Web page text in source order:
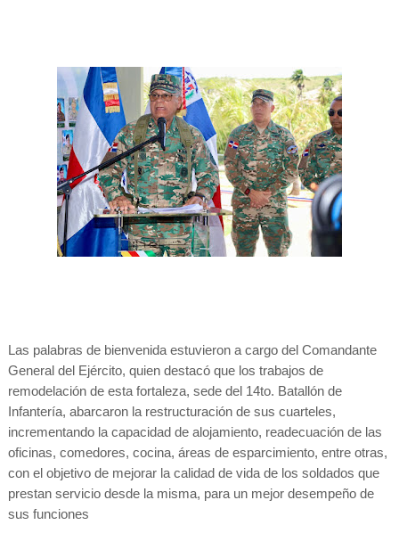
Las palabras de bienvenida estuvieron a cargo del Comandante
General del Ejército, quien destacó que los trabajos de
remodelación de esta fortaleza, sede del 14to. Batallón de
Infantería, abarcaron la restructuración de sus cuarteles,
incrementando la capacidad de alojamiento, readecuación de las
oficinas, comedores, cocina, áreas de esparcimiento, entre otras,
con el objetivo de mejorar la calidad de vida de los soldados que
prestan servicio desde la misma, para un mejor desempeño de
sus funciones